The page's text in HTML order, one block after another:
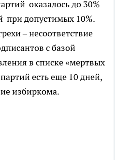
оказалось до 30%
при допустимых 10%.
– несоответствие
с базой
в списке «мертвых
есть еще 10 дней,
избиркома.